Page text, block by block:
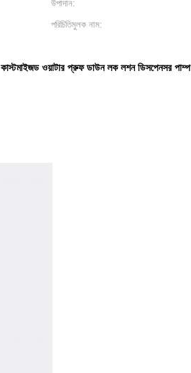
উপাদান:
পরিচিতিমুলক নাম:
কাস্টমাইজড ওয়াটার প্রুফ ডাউন লক লশন ডিসপেনসর পাম্প